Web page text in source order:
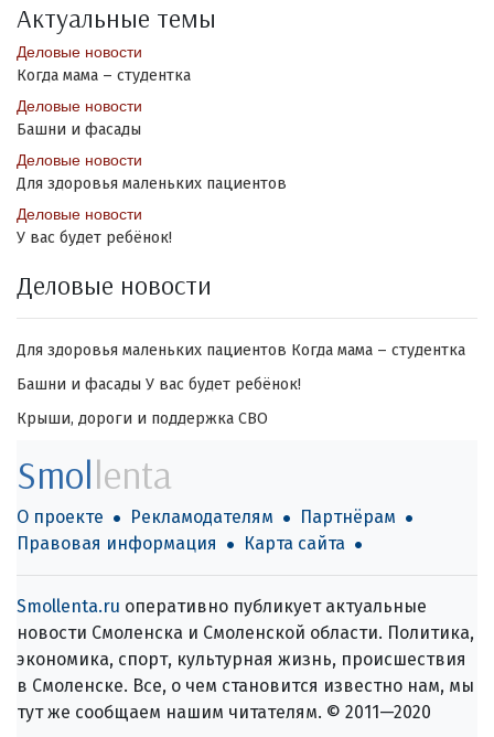
Актуальные темы
Деловые новости
Когда мама – студентка
Деловые новости
Башни и фасады
Деловые новости
Для здоровья маленьких пациентов
Деловые новости
У вас будет ребёнок!
Деловые новости
Для здоровья маленьких пациентов Когда мама – студентка
Башни и фасады У вас будет ребёнок!
Крыши, дороги и поддержка СВО
Smollenta
О проекте Рекламодателям
Партнёрам
Правовая информация
Карта сайта
Smollenta.ru оперативно публикует актуальные
новости Смоленска и Смоленской области. Политика,
экономика, спорт, культурная жизнь, происшествия
в Смоленске. Все, о чем становится известно нам, мы
тут же сообщаем нашим читателям. © 2011—2020